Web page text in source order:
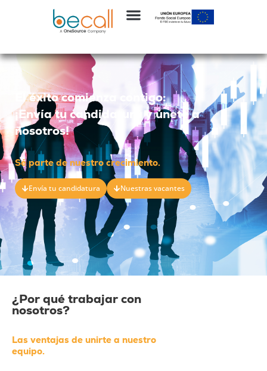
El éxito comienza contigo:
¡Envía tu candidatura y únete a
nosotros!
Sé parte de nuestro crecimiento.
Envía tu candidatura Nuestras vacantes
¿Por qué trabajar con
nosotros?
Las ventajas de unirte a nuestro
equipo.